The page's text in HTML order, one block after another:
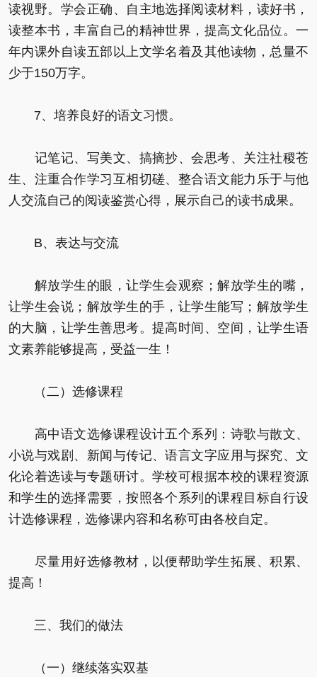
读视野。学会正确、自主地选择阅读材料，读好书，
读整本书，丰富自己的精神世界，提高文化品位。一
年内课外自读五部以上文学名着及其他读物，总量不
少于150万字。
7、培养良好的语文习惯。
记笔记、写美文、搞摘抄、会思考、关注社稷苍
生、注重合作学习互相切磋、整合语文能力乐于与他
人交流自己的阅读鉴赏心得，展示自己的读书成果。
B、表达与交流
解放学生的眼，让学生会观察；解放学生的嘴，
让学生会说；解放学生的手，让学生能写；解放学生
的大脑，让学生善思考。提高时间、空间，让学生语
文素养能够提高，受益一生！
（二）选修课程
高中语文选修课程设计五个系列：诗歌与散文、
小说与戏剧、新闻与传记、语言文字应用与探究、文
化论着选读与专题研讨。学校可根据本校的课程资源
和学生的选择需要，按照各个系列的课程目标自行设
计选修课程，选修课内容和名称可由各校自定。
尽量用好选修教材，以便帮助学生拓展、积累、
提高！
三、我们的做法
（一）继续落实双基